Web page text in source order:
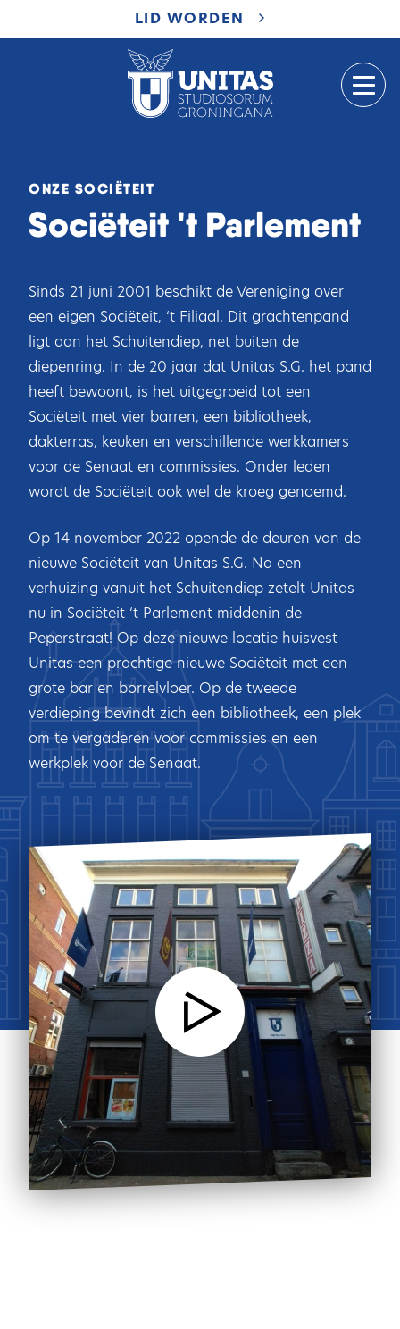
LID WORDEN
ONZE SOCIËTEIT
Sociëteit 't Parlement
Sinds 21 juni 2001 beschikt de Vereniging over
een eigen Sociëteit, ‘t Filiaal. Dit grachtenpand
ligt aan het Schuitendiep, net buiten de
diepenring. In de 20 jaar dat Unitas S.G. het pand
heeft bewoont, is het uitgegroeid tot een
Sociëteit met vier barren, een bibliotheek,
dakterras, keuken en verschillende werkkamers
voor de Senaat en commissies. Onder leden
wordt de Sociëteit ook wel de kroeg genoemd.
Op 14 november 2022 opende de deuren van de
nieuwe Sociëteit van Unitas S.G. Na een
verhuizing vanuit het Schuitendiep zetelt Unitas
nu in Sociëteit ‘t Parlement middenin de
Peperstraat! Op deze nieuwe locatie huisvest
Unitas een prachtige nieuwe Sociëteit met een
grote bar en borrelvloer. Op de tweede
verdieping bevindt zich een bibliotheek, een plek
om te vergaderen voor commissies en een
werkplek voor de Senaat.